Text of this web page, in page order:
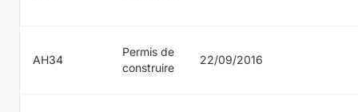
AH34
Permis de
construire
22/09/2016